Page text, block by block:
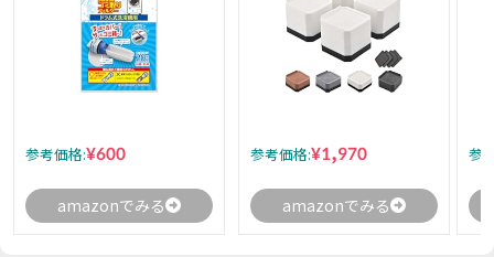
参考価格:¥600
amazonでみる
参考価格:¥1,970
amazonでみる
参